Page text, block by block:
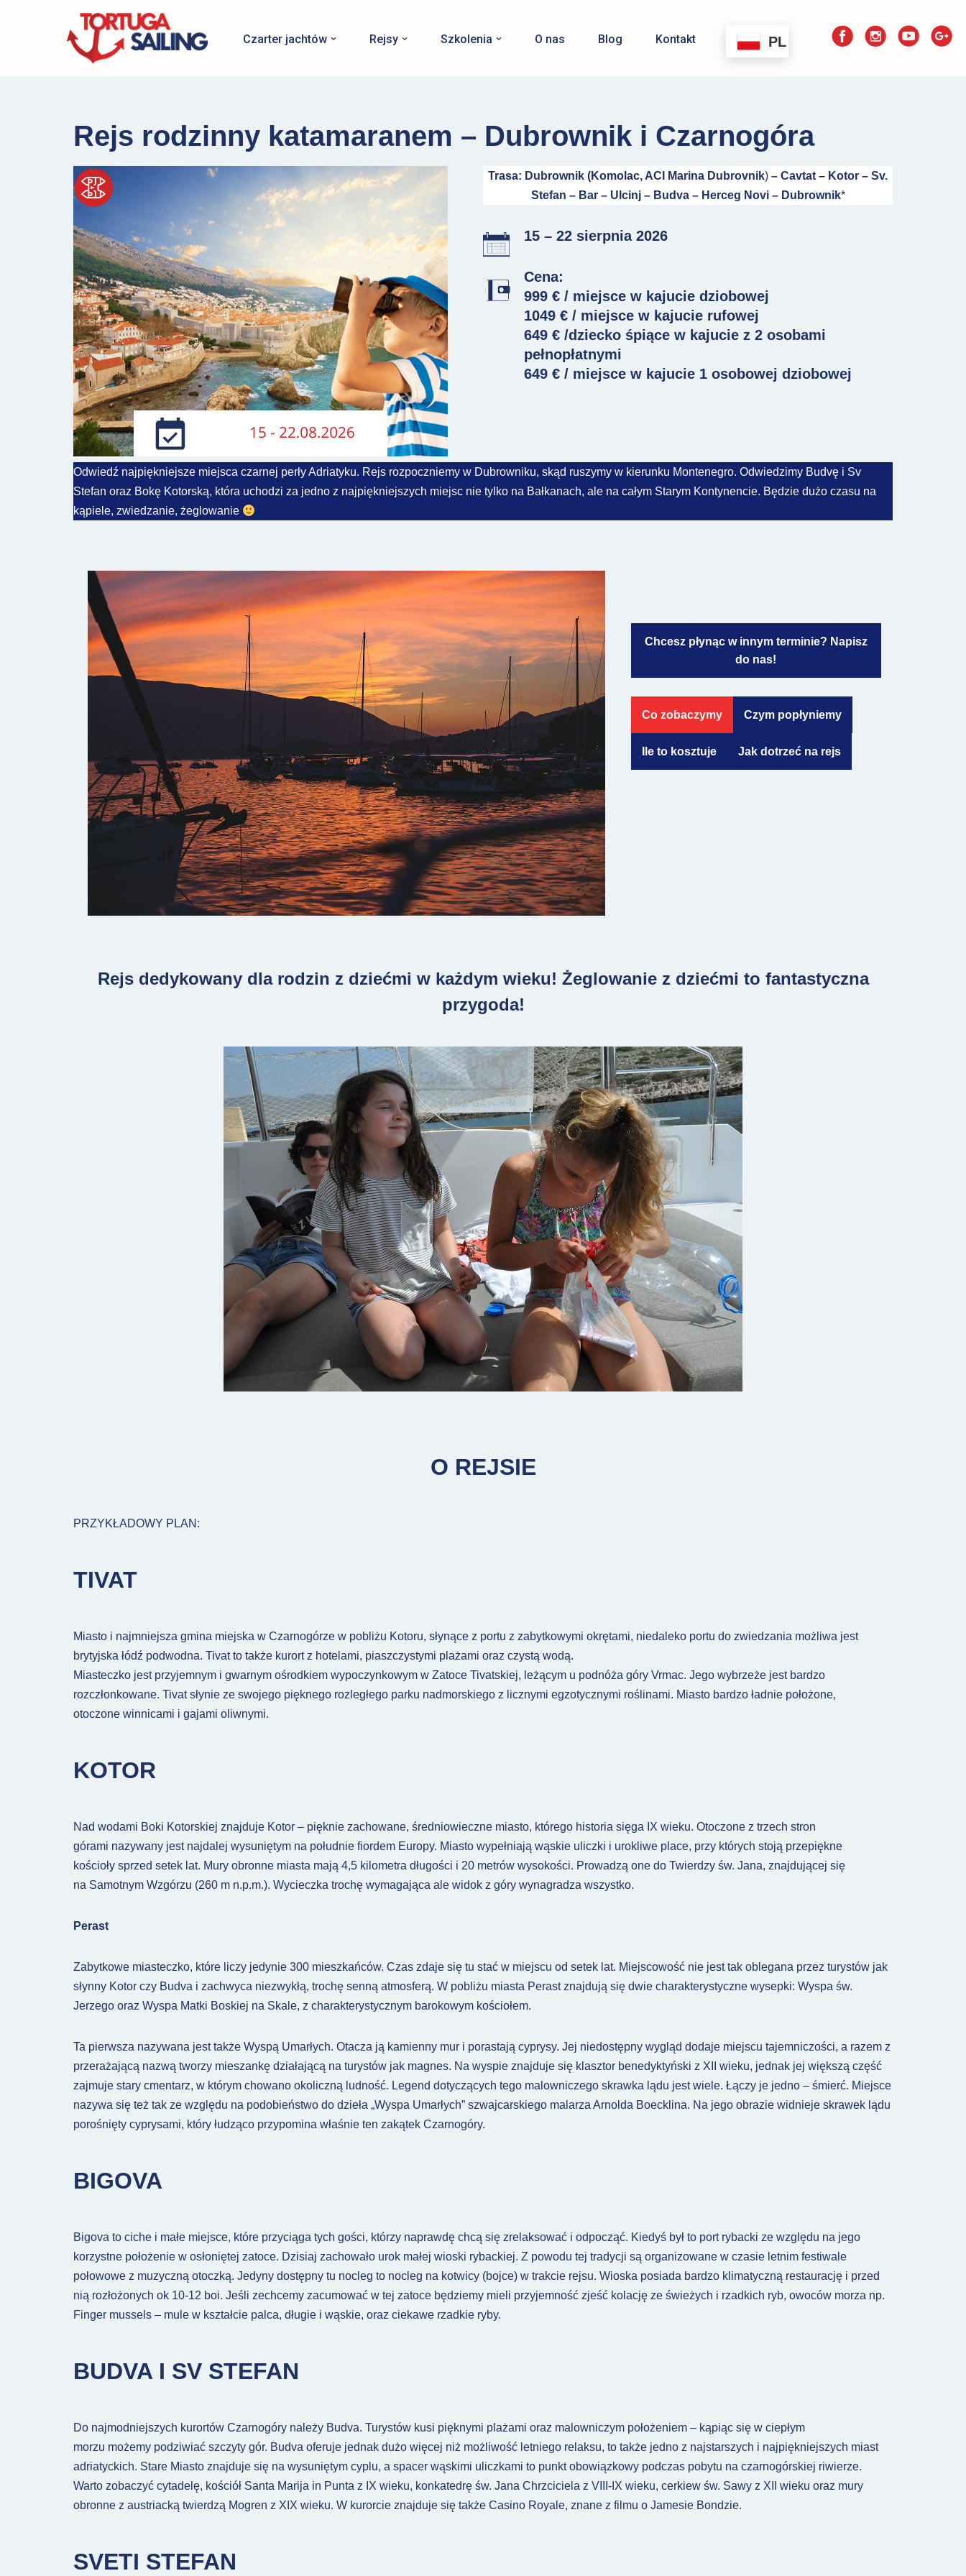
Czarter jachtów Rejsy Szkolenia O nas Blog Kontakt PL
Rejs rodzinny katamaranem – Dubrownik i Czarnogóra
Trasa: Dubrownik (Komolac, ACI Marina Dubrovnik) – Cavtat – Kotor – Sv.
Stefan – Bar – Ulcinj – Budva – Herceg Novi – Dubrownik*
15 – 22 sierpnia 2026
Cena:
999 € / miejsce w kajucie dziobowej
1049 € / miejsce w kajucie rufowej
649 € /dziecko śpiące w kajucie z 2 osobami
pełnopłatnymi
649 € / miejsce w kajucie 1 osobowej dziobowej
Odwiedź najpiękniejsze miejsca czarnej perły Adriatyku. Rejs rozpoczniemy w Dubrowniku, skąd ruszymy w kierunku Montenegro. Odwiedzimy Budvę i Sv
Stefan oraz Bokę Kotorską, która uchodzi za jedno z najpiękniejszych miejsc nie tylko na Bałkanach, ale na całym Starym Kontynencie. Będzie dużo czasu na
kąpiele, zwiedzanie, żeglowanie
Chcesz płynąc w innym terminie? Napisz
do nas!
Co zobaczymy Czym popłyniemy
Ile to kosztuje Jak dotrzeć na rejs
Rejs dedykowany dla rodzin z dziećmi w każdym wieku! Żeglowanie z dziećmi to fantastyczna
przygoda!
O REJSIE
PRZYKŁADOWY PLAN:
TIVAT
Miasto i najmniejsza gmina miejska w Czarnogórze w pobliżu Kotoru, słynące z portu z zabytkowymi okrętami, niedaleko portu do zwiedzania możliwa jest
brytyjska łódź podwodna. Tivat to także kurort z hotelami, piaszczystymi plażami oraz czystą wodą.
Miasteczko jest przyjemnym i gwarnym ośrodkiem wypoczynkowym w Zatoce Tivatskiej, leżącym u podnóża góry Vrmac. Jego wybrzeże jest bardzo
rozczłonkowane. Tivat słynie ze swojego pięknego rozległego parku nadmorskiego z licznymi egzotycznymi roślinami. Miasto bardzo ładnie położone,
otoczone winnicami i gajami oliwnymi.
KOTOR
Nad wodami Boki Kotorskiej znajduje Kotor – pięknie zachowane, średniowieczne miasto, którego historia sięga IX wieku. Otoczone z trzech stron
górami nazywany jest najdalej wysuniętym na południe fiordem Europy. Miasto wypełniają wąskie uliczki i urokliwe place, przy których stoją przepiękne
kościoły sprzed setek lat. Mury obronne miasta mają 4,5 kilometra długości i 20 metrów wysokości. Prowadzą one do Twierdzy św. Jana, znajdującej się
na Samotnym Wzgórzu (260 m n.p.m.). Wycieczka trochę wymagająca ale widok z góry wynagradza wszystko.
Perast
Zabytkowe miasteczko, które liczy jedynie 300 mieszkańców. Czas zdaje się tu stać w miejscu od setek lat. Miejscowość nie jest tak oblegana przez turystów jak
słynny Kotor czy Budva i zachwyca niezwykłą, trochę senną atmosferą. W pobliżu miasta Perast znajdują się dwie charakterystyczne wysepki: Wyspa św.
Jerzego oraz Wyspa Matki Boskiej na Skale, z charakterystycznym barokowym kościołem.
Ta pierwsza nazywana jest także Wyspą Umarłych. Otacza ją kamienny mur i porastają cyprysy. Jej niedostępny wygląd dodaje miejscu tajemniczości, a razem z
przerażającą nazwą tworzy mieszankę działającą na turystów jak magnes. Na wyspie znajduje się klasztor benedyktyński z XII wieku, jednak jej większą część
zajmuje stary cmentarz, w którym chowano okoliczną ludność. Legend dotyczących tego malowniczego skrawka lądu jest wiele. Łączy je jedno – śmierć. Miejsce
nazywa się też tak ze względu na podobieństwo do dzieła „Wyspa Umarłych” szwajcarskiego malarza Arnolda Boecklina. Na jego obrazie widnieje skrawek lądu
porośnięty cyprysami, który łudząco przypomina właśnie ten zakątek Czarnogóry.
BIGOVA
Bigova to ciche i małe miejsce, które przyciąga tych gości, którzy naprawdę chcą się zrelaksować i odpocząć. Kiedyś był to port rybacki ze względu na jego
korzystne położenie w osłoniętej zatoce. Dzisiaj zachowało urok małej wioski rybackiej. Z powodu tej tradycji są organizowane w czasie letnim festiwale
połowowe z muzyczną otoczką. Jedyny dostępny tu nocleg to nocleg na kotwicy (bojce) w trakcie rejsu. Wioska posiada bardzo klimatyczną restaurację i przed
nią rozłożonych ok 10-12 boi. Jeśli zechcemy zacumować w tej zatoce będziemy mieli przyjemność zjeść kolację ze świeżych i rzadkich ryb, owoców morza np.
Finger mussels – mule w kształcie palca, długie i wąskie, oraz ciekawe rzadkie ryby.
BUDVA I SV STEFAN
Do najmodniejszych kurortów Czarnogóry należy Budva. Turystów kusi pięknymi plażami oraz malowniczym położeniem – kąpiąc się w ciepłym
morzu możemy podziwiać szczyty gór. Budva oferuje jednak dużo więcej niż możliwość letniego relaksu, to także jedno z najstarszych i najpiękniejszych miast
adriatyckich. Stare Miasto znajduje się na wysuniętym cyplu, a spacer wąskimi uliczkami to punkt obowiązkowy podczas pobytu na czarnogórskiej riwierze.
Warto zobaczyć cytadelę, kościół Santa Marija in Punta z IX wieku, konkatedrę św. Jana Chrzciciela z VIII-IX wieku, cerkiew św. Sawy z XII wieku oraz mury
obronne z austriacką twierdzą Mogren z XIX wieku. W kurorcie znajduje się także Casino Royale, znane z filmu o Jamesie Bondzie.
SVETI STEFAN